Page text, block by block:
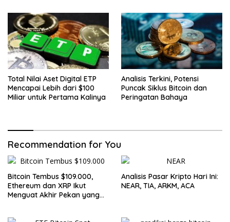
Total Nilai Aset Digital ETP
Mencapai Lebih dari $100
Miliar untuk Pertama Kalinya
Analisis Terkini, Potensi
Puncak Siklus Bitcoin dan
Peringatan Bahaya
Recommendation for You
Bitcoin Tembus $109.000,
Ethereum dan XRP Ikut
Menguat Akhir Pekan yang
Analisis Pasar Kripto Hari Ini:
NEAR, TIA, ARKM, ACA